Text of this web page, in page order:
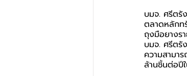
บมจ. ศรีตรั
ตลาดหลักท
ถุงมือยางร
บมจ. ศรีตรั
ความสามา
ล้านชิ้นต่อปี